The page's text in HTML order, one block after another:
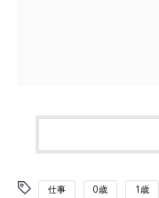
仕事 0歳 1歳